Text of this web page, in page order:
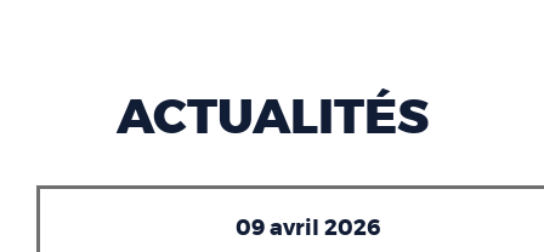
ACTUALITÉS
09 avril 2026